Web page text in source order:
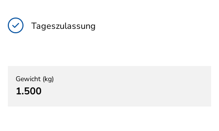
Tageszulassung
Gewicht (kg)
1.500